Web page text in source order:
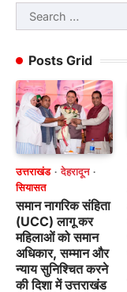
Search
for:
Posts Grid
उत्तराखंड
देहरादून
सियासत
समान नागरिक संहिता
(UCC) लागू कर
महिलाओं को समान
अधिकार, सम्मान और
न्याय सुनिश्चित करने
की दिशा में उत्तराखंड